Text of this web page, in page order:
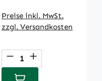
den
Preise inkl. MwSt.
zzgl. Versandkosten
Produkt Anzahl:
In den Warenkorb